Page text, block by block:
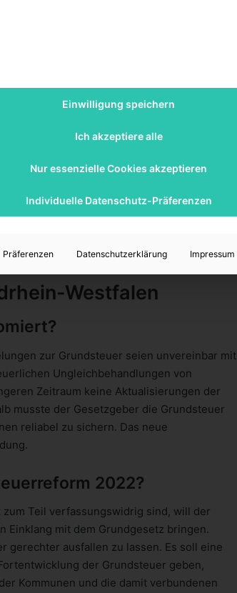
gibt es?
landwirtschaftliche Grundstücke und
samt Grundstücken sowie unbebaute
auf das Grundstück hat die
einen entsprechenden Bescheid. Für land-
Grundsteuer A (agrarisch) erhoben, für
oder nicht.
Westfalen
zur Grundsteuer seien unvereinbar mit
Ungleichbehandlungen von
Zeitraum keine Aktualisierungen der
musste der Gesetzgeber die Grundsteuer
reliabel zu sichern. Das neue
2022?
Teil verfassungswidrig sind, will der
Einklang mit dem Grundgesetz bringen.
gerechter ausfallen zu lassen. Es soll eine
der Grundsteuer geben,
Kommunen und die damit verbundenen
Einwilligung speichern
Ich akzeptiere alle
Nur essenzielle Cookies akzeptieren
Individuelle Datenschutz-Präferenzen
Präferenzen Datenschutzerklärung Impressum